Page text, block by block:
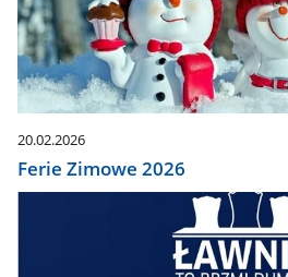
20.02.2026
Ferie Zimowe 2026